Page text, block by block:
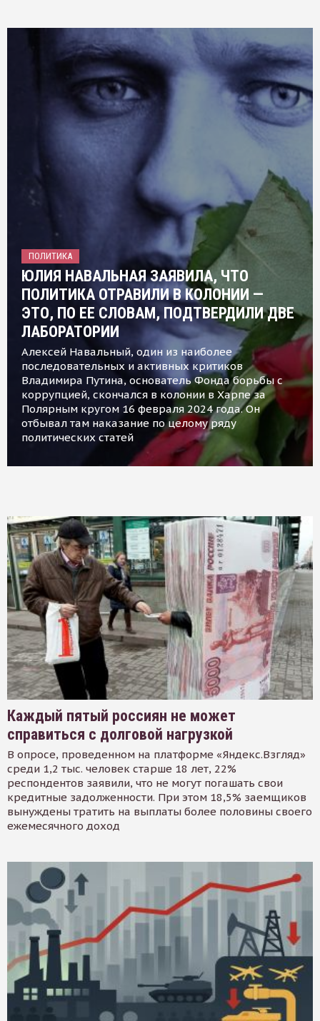
ПОЛИТИКА
ЮЛИЯ НАВАЛЬНАЯ ЗАЯВИЛА, ЧТО
ПОЛИТИКА ОТРАВИЛИ В КОЛОНИИ —
ЭТО, ПО ЕЕ СЛОВАМ, ПОДТВЕРДИЛИ ДВЕ
ЛАБОРАТОРИИ
Алексей Навальный, один из наиболее
последовательных и активных критиков
Владимира Путина, основатель Фонда борьбы с
коррупцией, скончался в колонии в Харпе за
Полярным кругом 16 февраля 2024 года. Он
отбывал там наказание по целому ряду
политических статей
Каждый пятый россиян не может
справиться с долговой нагрузкой
В опросе, проведенном на платформе «Яндекс.Взгляд»
среди 1,2 тыс. человек старше 18 лет, 22%
респондентов заявили, что не могут погашать свои
кредитные задолженности. При этом 18,5% заемщиков
вынуждены тратить на выплаты более половины своего
ежемесячного доход